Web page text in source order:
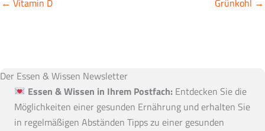
Der Essen & Wissen Newsletter
Essen & Wissen in Ihrem Postfach:Entdecken Sie die
Möglichkeiten einer gesunden Ernährung und erhalten Sie
in regelmäßigen Abständen Tipps zu einer gesunden